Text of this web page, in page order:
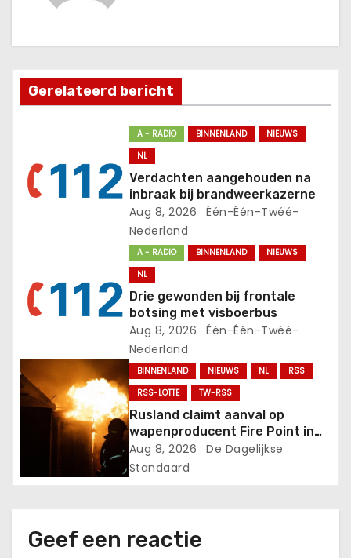
a
g
e
Gerelateerd bericht
A - RADIO BINNENLAND
NIEUWS
NL
Verdachten aangehouden na
inbraak bij brandweerkazerne
Aug 8, 2026
Één-Één-Twéé-
Nederland
A - RADIO BINNENLAND
NIEUWS
NL
Drie gewonden bij frontale
botsing met visboerbus
Aug 8, 2026
Één-Één-Twéé-
Nederland
BINNENLAND NIEUWS NL
RSS
RSS-LOTTE
TW-RSS
Rusland claimt aanval op
wapenproducent Fire Point in
Oekraïne.
Aug 8, 2026
De Dagelijkse
Standaard
Geef een reactie